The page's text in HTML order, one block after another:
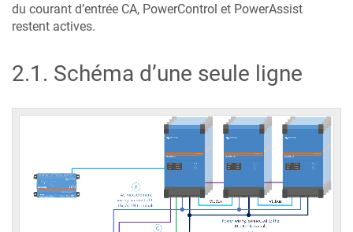
du courant d’entrée CA, PowerControl et PowerAssist
restent actives.
2.1 . Schéma d’une seule ligne